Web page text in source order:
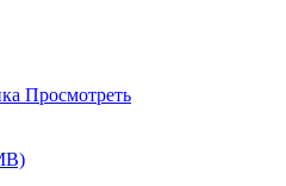
Просмотреть